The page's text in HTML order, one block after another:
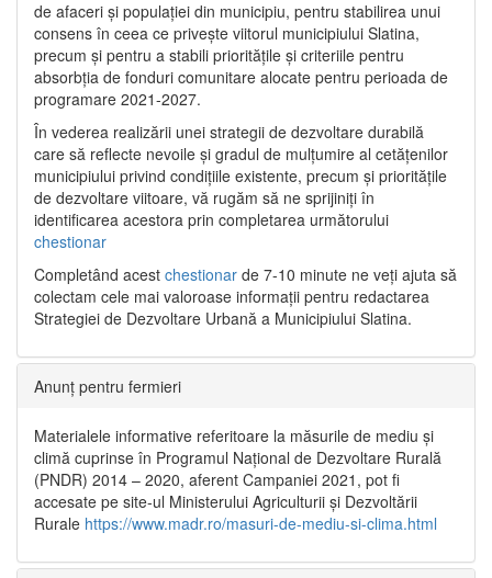
de afaceri și populației din municipiu, pentru stabilirea unui
consens în ceea ce privește viitorul municipiului Slatina,
precum și pentru a stabili prioritățile și criteriile pentru
absorbția de fonduri comunitare alocate pentru perioada de
programare 2021-2027.
În vederea realizării unei strategii de dezvoltare durabilă
care să reflecte nevoile și gradul de mulțumire al cetățenilor
municipiului privind condițiile existente, precum și prioritățile
de dezvoltare viitoare, vă rugăm să ne sprijiniți în
identificarea acestora prin completarea următorului
chestionar
Completând acest chestionar de 7-10 minute ne veți ajuta să
colectam cele mai valoroase informații pentru redactarea
Strategiei de Dezvoltare Urbană a Municipiului Slatina.
Anunț pentru fermieri
Materialele informative referitoare la măsurile de mediu și
climă cuprinse în Programul Național de Dezvoltare Rurală
(PNDR) 2014 – 2020, aferent Campaniei 2021, pot fi
accesate pe site-ul Ministerului Agriculturii și Dezvoltării
Rurale https://www.madr.ro/masuri-de-mediu-si-clima.html